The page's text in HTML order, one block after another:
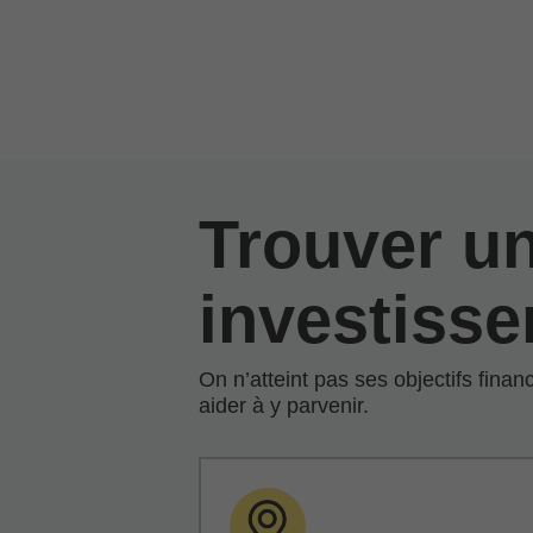
Trouver
On n’atteint pas ses objectifs
aider à y parvenir.